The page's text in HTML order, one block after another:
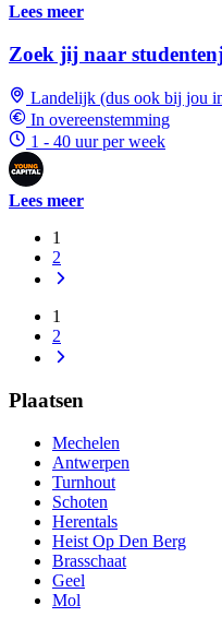
Lees meer
Zoek jij naar
Landelijk (dus ook bij jou
In overeenstemming
1 - 40 uur per week
Lees meer
1
2
1
2
Plaatsen
Mechelen
Antwerpen
Turnhout
Schoten
Herentals
Heist Op Den Berg
Brasschaat
Geel
Mol